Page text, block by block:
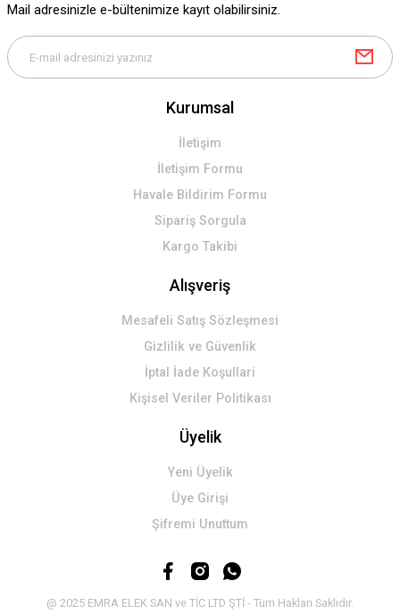
Bu ürüne benzer farklı alternatifler olmalı.
Gönder
Mail adresinizle e-bültenimize kayıt olabilirsiniz.
Kurumsal
İletişim
İletişim Formu
Havale Bildirim Formu
Sipariş Sorgula
Kargo Takibi
Alışveriş
Mesafeli Satış Sözleşmesi
Gizlilik ve Güvenlik
İptal İade Koşullari
Kişisel Veriler Politikası
Üyelik
Yeni Üyelik
Üye Girişi
Şifremi Unuttum
@ 2025 EMRA ELEK SAN ve TİC LTD ŞTİ - Tüm Hakları Saklıdır.